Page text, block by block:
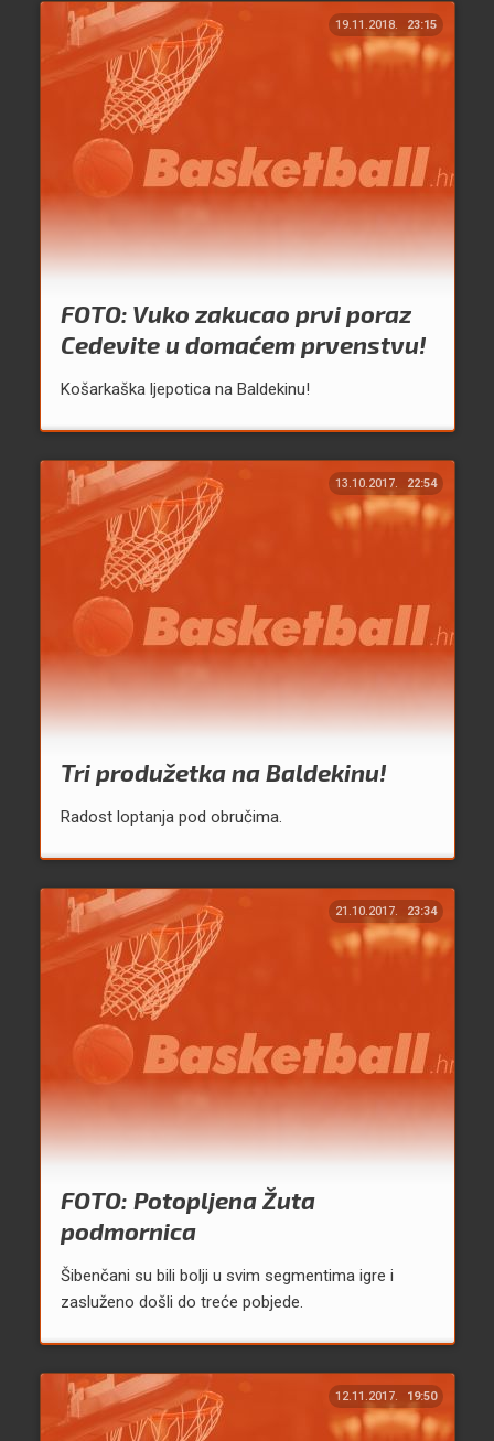
19.11.2018. 23:15
FOTO: Vuko zakucao prvi poraz
Cedevite u domaćem prvenstvu!
Košarkaška ljepotica na Baldekinu!
13.10.2017. 22:54
Tri produžetka na Baldekinu!
Radost loptanja pod obručima.
21.10.2017. 23:34
FOTO: Potopljena Žuta
podmornica
Šibenčani su bili bolji u svim segmentima igre i
zasluženo došli do treće pobjede.
12.11.2017. 19:50